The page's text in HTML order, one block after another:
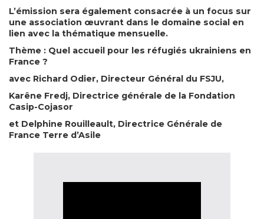
L’émission sera également consacrée à un focus sur
une association œuvrant dans le domaine social en
lien avec la thématique mensuelle.
Thème : Quel accueil pour les réfugiés ukrainiens en
France ?
avec Richard Odier, Directeur Général du FSJU,
Karêne Fredj, Directrice générale de la Fondation
Casip-Cojasor
et Delphine Rouilleault, Directrice Générale de
France Terre d’Asile